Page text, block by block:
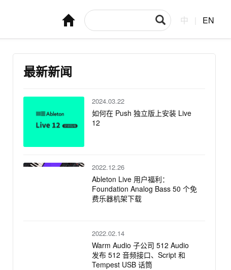
中 EN
最新新闻
2024.03.22
如何在 Push 独立版上安装 Live
12
2022.12.26
Ableton Live 用户福利：
Foundation Analog Bass 50 个免
费乐器机架下载
2022.02.14
Warm Audio 子公司 512 Audio
发布 512 音频接口、Script 和
Tempest USB 话筒